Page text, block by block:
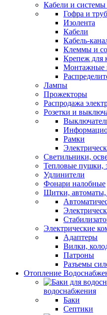
Кабели и системы
Гофра и
Изолента
Кабели
Кабель-
Клеммы и
Крепеж для
Монтажные
Лампы
Прожекторы
Распродажа
Розетки и
Рамки
Светильники,
Тепловые пушки,
Удлинители
Фонари налобные
Щитки, автоматы,
Электрические
Адаптеры
Вилки,
Патроны
Разъемы
Отопление
водоснабжения
Баки
Септики